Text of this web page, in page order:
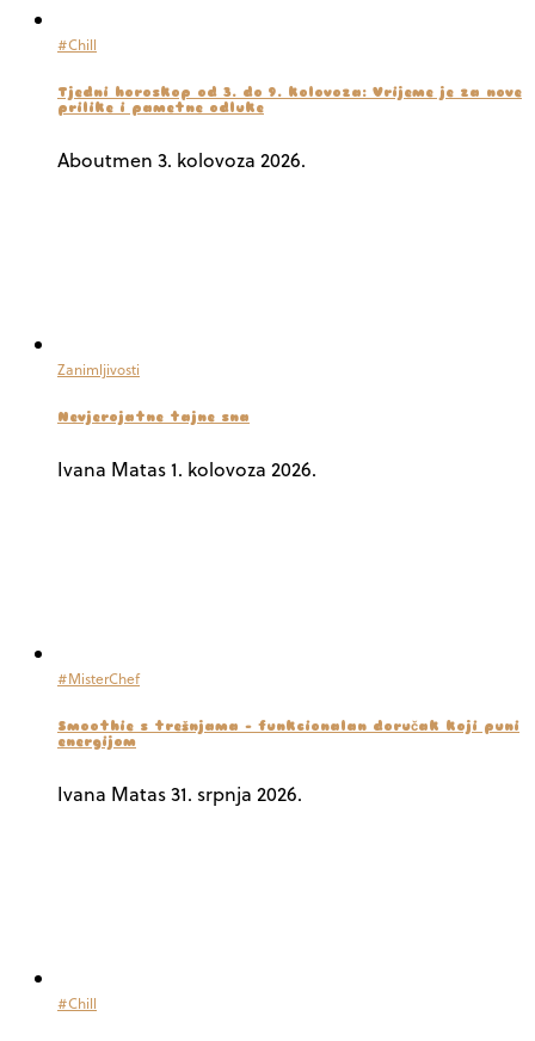
#Chill
Tjedni horoskop od 3. do 9. kolovoza: Vrijeme je za nove
prilike i pametne odluke
Aboutmen 3. kolovoza 2026.
Zanimljivosti
Nevjerojatne tajne sna
Ivana Matas1. kolovoza 2026.
#MisterChef
Smoothie s trešnjama – funkcionalan doručak koji puni
energijom
Ivana Matas31. srpnja 2026.
#Chill